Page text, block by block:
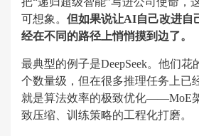
可想象。 但如果说让AI自己改进自
经在不同的路径上悄悄摸到边了。
最典型的例子是DeepSeek。他们花
个数量级，但在很多推理任务上已
就是算法效率的极致优化——MoE
致压缩、训练策略的工程化打磨。